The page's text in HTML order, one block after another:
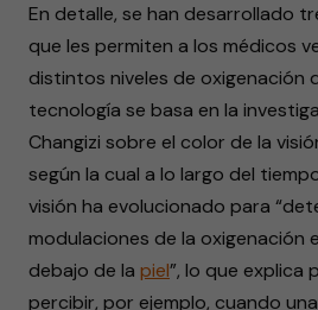
En detalle, se han desarrollado
que les permiten a los médicos
distintos niveles de oxigenación
tecnología se basa en la
Changizi sobre el color de la
según la cual a lo largo del
visión ha evolucionado para
modulaciones de la oxigenación
debajo de la piel”, lo que explica
percibir, por ejemplo, cuando